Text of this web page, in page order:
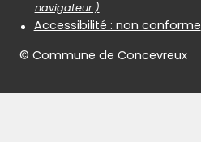
navigateur.)
Accessibilité : non conforme
© Commune de Concevreux